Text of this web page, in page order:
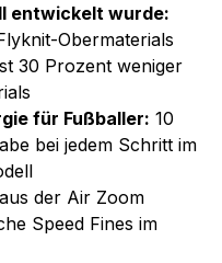
entwickelt wurde:
Obermaterials
30 Prozent weniger
für Fußballer: 10
bei jedem Schritt im
der Air Zoom
Speed Fines im